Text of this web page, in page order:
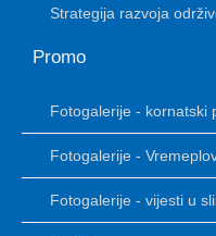
Strategija razvoja
Promo
Fotogalerije - kornatski
Fotogalerije -
Fotogalerije - vijesti u